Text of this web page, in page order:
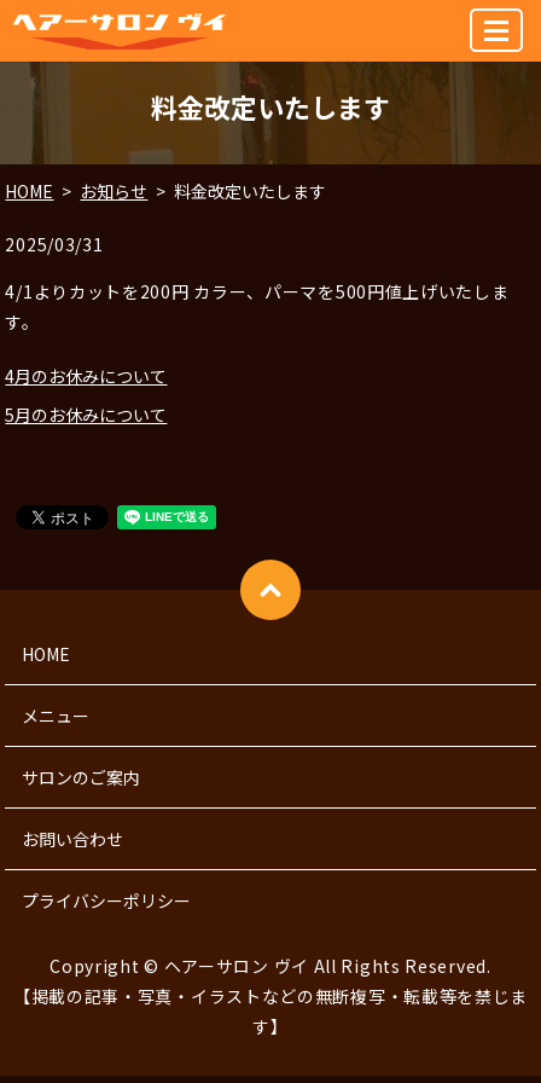
MENU
料金改定いたします
HOME お知らせ 料金改定いたします
2025/03/31
4/1よりカットを200円 カラー、パーマを500円値上げいたしま
す。
4月のお休みについて
5月のお休みについて
HOME
メニュー
サロンのご案内
お問い合わせ
プライバシーポリシー
Copyright © ヘアーサロン ヴイ All Rights Reserved.
【掲載の記事・写真・イラストなどの無断複写・転載等を禁じま
す】